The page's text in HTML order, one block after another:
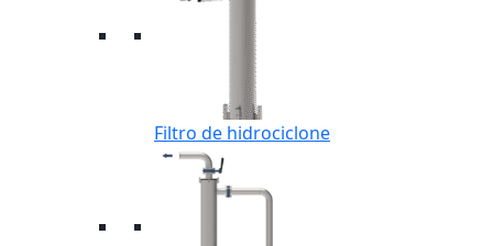
Filtro de hidrociclone